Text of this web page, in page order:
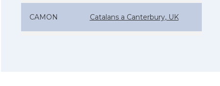
CAMON Catalans a Canterbury, UK